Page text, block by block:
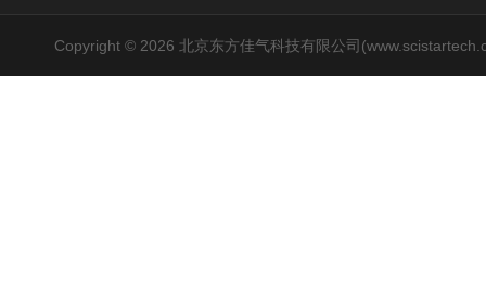
Copyright © 2026 北京东方佳气科技有限公司